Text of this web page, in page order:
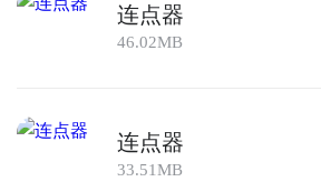
连点器
46.02MB
连点器
33.51MB